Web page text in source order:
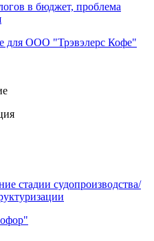
в бюджет, проблема
для ООО "Трэвэлерс Кофе"
стадии судопроизводства/